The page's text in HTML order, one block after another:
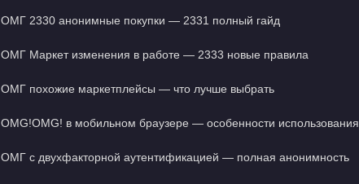
ОМГ 2330 анонимные покупки — 2331 полный гайд
ОМГ Маркет изменения в работе — 2333 новые правила
ОМГ похожие маркетплейсы — что лучше выбрать
OMG!OMG! в мобильном браузере — особенности использования
ОМГ с двухфакторной аутентификацией — полная анонимность